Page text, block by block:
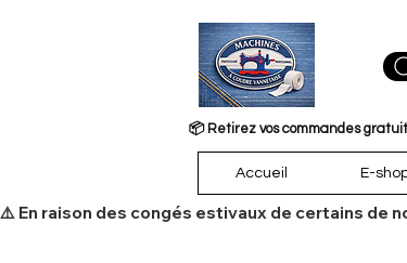
📦 Retirez vos commandes
Accueil E-
​⚠️ En raison des congés estivaux de certains de